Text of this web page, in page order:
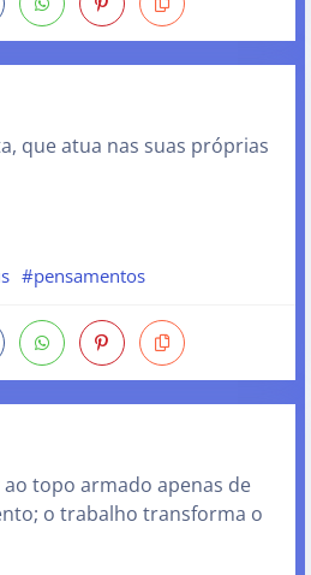
que atua nas suas próprias
#pensamentos
topo armado apenas de
o trabalho transforma o